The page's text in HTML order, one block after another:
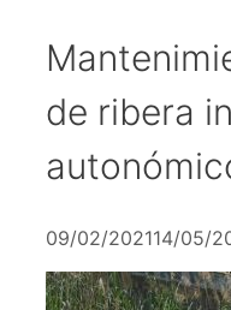
de ribera
09/02/202114/05/